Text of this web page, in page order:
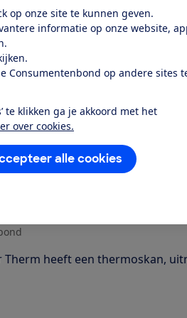
op onze site te kunnen geven.
informatie op onze website,
Consumentenbond op andere sites
te klikken ga je akkoord met het
over cookies.
alle cookies
test?
Therm heeft een thermoskan,